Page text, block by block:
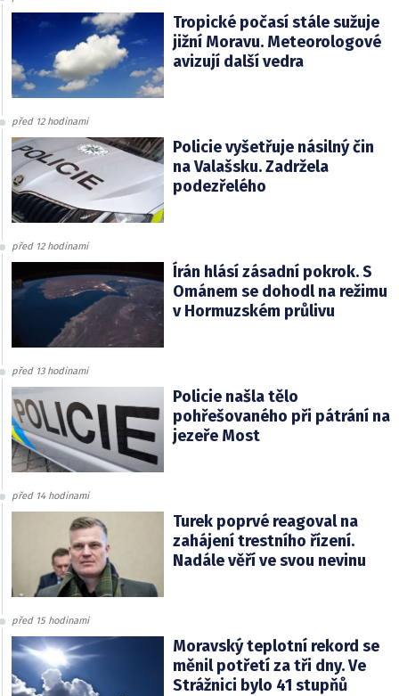
Tropické počasí stále sužuje
jižní Moravu. Meteorologové
avizují další vedra
před 12 hodinami
Policie vyšetřuje násilný čin
na Valašsku. Zadržela
podezřelého
před 12 hodinami
Írán hlásí zásadní pokrok. S
Ománem se dohodl na režimu
v Hormuzském průlivu
před 13 hodinami
Policie našla tělo
pohřešovaného při pátrání na
jezeře Most
před 14 hodinami
Turek poprvé reagoval na
zahájení trestního řízení.
Nadále věří ve svou nevinu
před 15 hodinami
Moravský teplotní rekord se
měnil potřetí za tři dny. Ve
Strážnici bylo 41 stupňů